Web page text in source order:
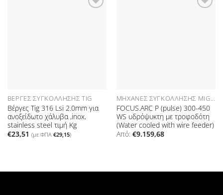
ΒΈΡΓΕΣ ΣΥΓΚΌΛΛΗΣΗΣ TIG
Βέργες Tig 316 Lsi 2.0mm για
ανοξείδωτο χάλυβα ,inox,
stainless steel τιμή Kg
€23,51 (με ΦΠΑ €29,15)
ΜΗΧΑΝΈΣ ΣΥΓΚΌΛΛΗΣΗΣ MIG-MAG (PULSE WELDING MACHINES)
FOCUS.ARC P (pulse) 300-450
WS υδρόψυκτη με τροφοδότη
(Water cooled with wire feeder)
Από: €9.159,68